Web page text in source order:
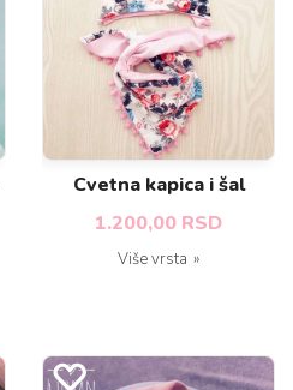
Cvetna kapica i šal
1.200,00 RSD
Više vrsta